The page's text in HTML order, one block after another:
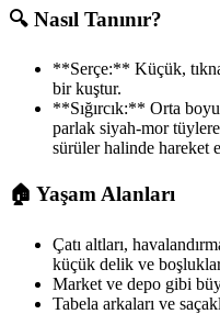
🔍 Nasıl Tanınır?
**Serçe:** Küçük,
bir kuştur.
**Sığırcık:** Orta
parlak siyah-mor
sürüler halinde hareket
🏠 Yaşam Alanları
Çatı altları,
küçük delik ve
Market ve depo gibi
Tabela arkaları ve